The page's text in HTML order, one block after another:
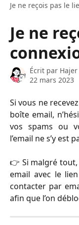
Je ne reçois pas le
Je ne
Écrit par
22 mars 2023
Si vous ne
boîte email,
vos spams ou
l’email ne s’y est
👉 Si malgré
email avec le
contacter par
afin que l’on